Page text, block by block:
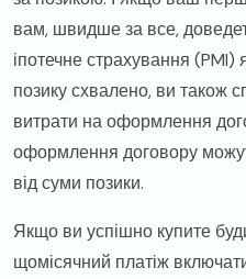
вам, швидше за все,
іпотечне страхування
позику схвалено, ви також
витрати на оформлення
оформлення договору
від суми позики.
​Якщо ви успішно купите
щомісячний платіж